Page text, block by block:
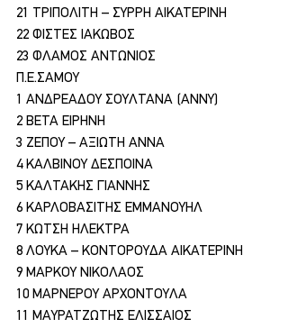
21 ΤΡΙΠΟΛΙΤΗ – ΣΥΡΡΗ ΑΙΚΑΤΕΡΙΝΗ
22 ΦΙΣΤΕΣ ΙΑΚΩΒΟΣ
23 ΦΛΑΜΟΣ ΑΝΤΩΝΙΟΣ
Π.Ε.ΣΑΜΟΥ
1 ΑΝΔΡΕΑΔOY ΣΟΥΛΤΑΝΑ (ΑΝΝΥ)
2 ΒΕΤΑ ΕΙΡΗΝΗ
3 ΖΕΠΟΥ – ΑΞΙΩΤΗ ΑΝΝΑ
4 ΚΑΛΒΙΝΟΥ ΔΕΣΠΟΙΝΑ
5 ΚΑΛΤΑΚΗΣ ΓΙΑΝΝΗΣ
6 ΚΑΡΛΟΒΑΣΙΤΗΣ ΕΜΜΑΝΟΥΗΛ
7 ΚΩΤΣΗ ΗΛΕΚΤΡΑ
8 ΛΟΥΚΑ – ΚΟΝΤΟΡΟΥΔΑ ΑΙΚΑΤΕΡΙΝΗ
9 ΜΑΡΚΟΥ ΝΙΚΟΛΑΟΣ
10 ΜΑΡΝΕΡΟΥ ΑΡΧΟΝΤΟΥΛΑ
11 ΜΑΥΡΑΤΖΩΤΗΣ ΕΛΙΣΣΑΙΟΣ